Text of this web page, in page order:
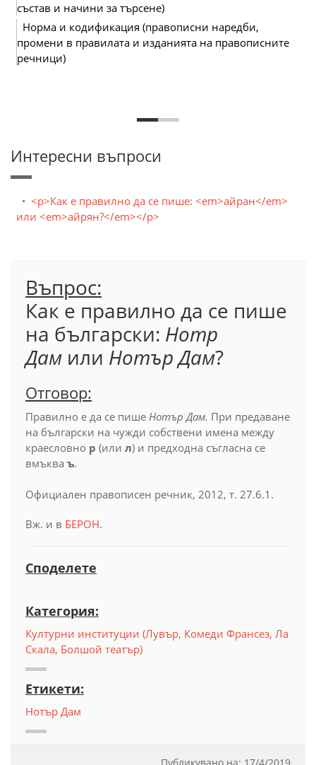
състав и начини за търсене)
Норма и кодификация (правописни наредби,
промени в правилата и изданията на правописните
речници)
Интересни въпроси
<p>Как е правилно да се пише: <em>айран</em>
или <em>айрян?</em></p>
Въпрос:
Как е правилно да се пише
на български: Нотр
Дам или Нотър Дам?
Отговор:
Правилно е да се пише Нотър Дам. При предаване
на български на чужди собствени имена между
краесловно р (или л) и предходна съгласна се
вмъква ъ.
Официален правописен речник, 2012, т. 27.6.1.
Вж. и в БЕРОН.
Споделете
Категория:
Културни институции (Лувър, Комеди Франсез, Ла
Скала, Болшой театър)
Етикети:
Нотър Дам